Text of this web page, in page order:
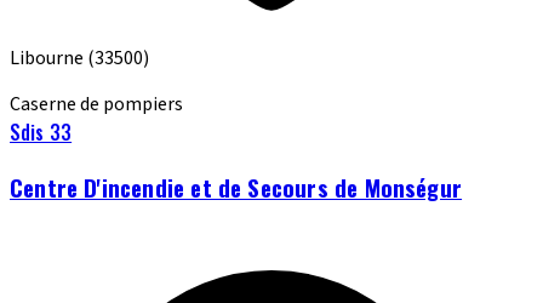
Libourne (33500)
Caserne de pompiers
Sdis 33
Centre D'incendie et de Secours de Monségur